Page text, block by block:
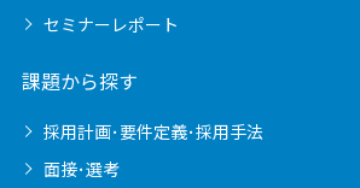
セミナーレポート
課題から探す
採用計画･要件定義･採用手法
面接･選考